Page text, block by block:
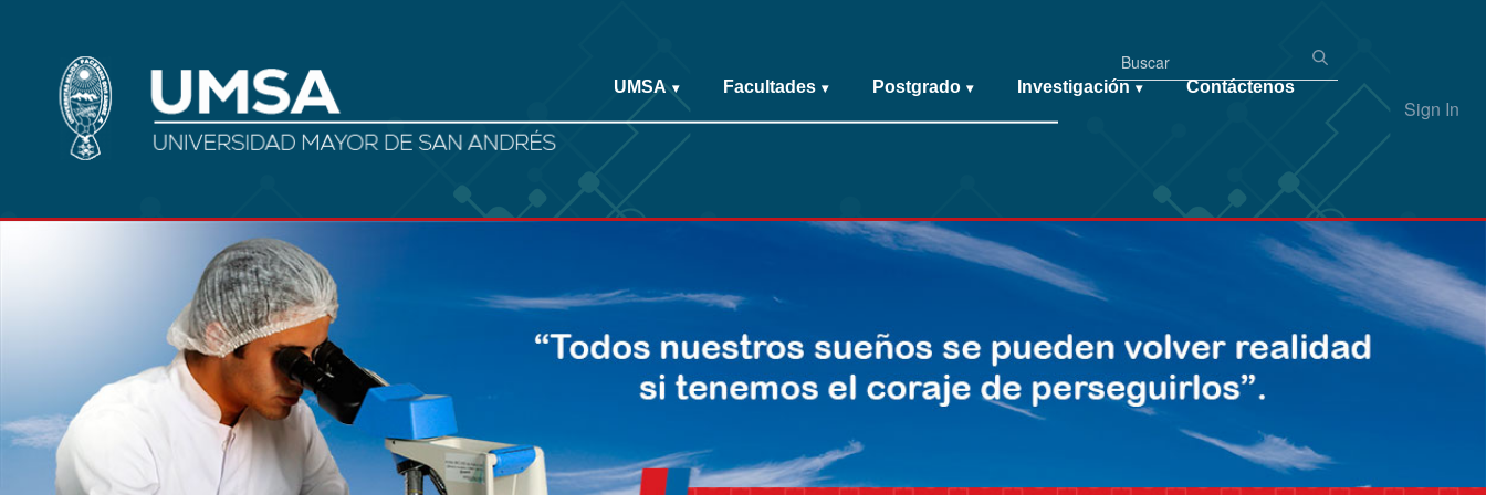
Sign In
UMSA ▾ Facultades ▾ Postgrado ▾ Investigación ▾ Contáctenos